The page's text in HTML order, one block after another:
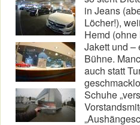
in Jeans
Löcher!),
Hemd
Jakett und –
Bühne.
auch statt
Schuhe